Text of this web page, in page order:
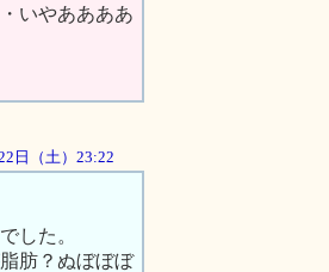
いやああああ
日（土）23:22
した。
肪？ぬぼぼぼ